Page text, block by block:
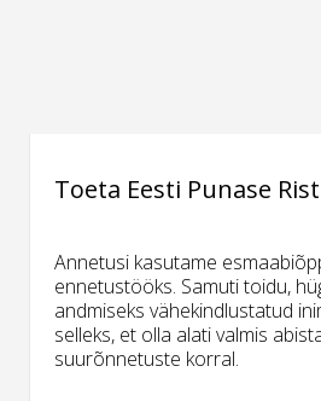
Toeta Eesti Punase
Annetusi kasutame
ennetustööks. Samuti toidu,
andmiseks vähekindlustatud
selleks, et olla alati valmis
suurõnnetuste korral.